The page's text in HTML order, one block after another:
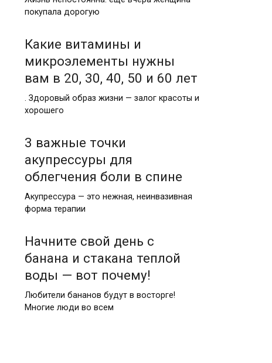
покупала дорогую
Какие витамины и
микроэлементы нужны
вам в 20, 30, 40, 50 и 60 лет
. Здоровый образ жизни — залог красоты и
хорошего
3 важные точки
акупрессуры для
облегчения боли в спине
Акупрессура — это нежная, неинвазивная
форма терапии
Начните свой день с
банана и стакана теплой
воды — вот почему!
Любители бананов будут в восторге!
Многие люди во всем